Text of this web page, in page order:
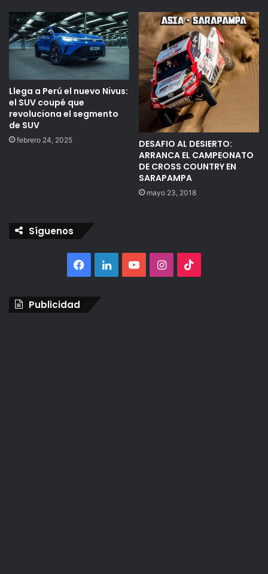
Llega a Perú el nuevo Nivus:
el SUV coupé que
revoluciona el segmento
de SUV
febrero 24, 2025
DESAFIO AL DESIERTO:
ARRANCA EL CAMPEONATO
DE CROSS COUNTRY EN
SARAPAMPA
mayo 23, 2018
Síguenos
Facebook
LinkedInYouTubeInstagram
Publicidad